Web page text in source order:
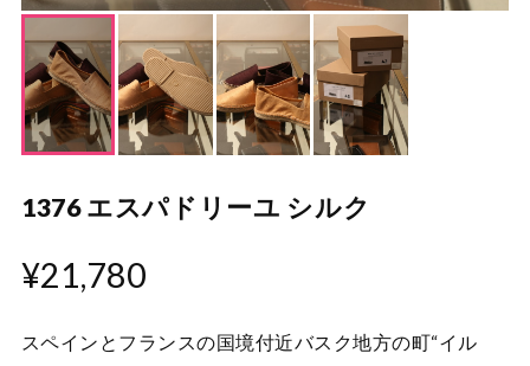
1376 エスパドリーユ シルク
¥21,780
スペインとフランスの国境付近バスク地方の町“イル